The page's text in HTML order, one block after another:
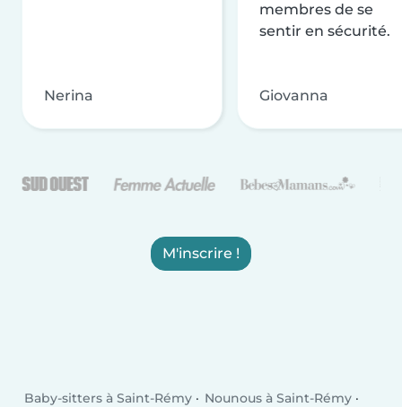
Nerina
membres de se
sentir en sécurité.
Giovanna
M'inscrire !
Baby-sitters à Saint-Rémy
Nounous à Saint-Rémy